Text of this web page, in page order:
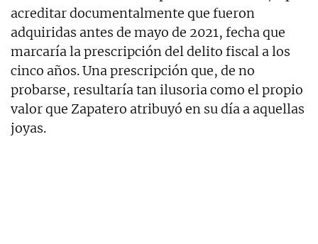
acreditar documentalmente que fueron
adquiridas antes de mayo de 2021, fecha que
marcaría la prescripción del delito fiscal a los
cinco años. Una prescripción que, de no
probarse, resultaría tan ilusoria como el propio
valor que Zapatero atribuyó en su día a aquellas
joyas.